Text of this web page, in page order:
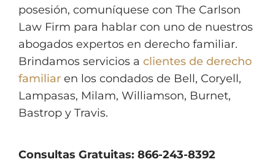
posesión, comuníquese con The Carlson
Law Firm para hablar con uno de nuestros
abogados expertos en derecho familiar.
Brindamos servicios a clientes de derecho
familiar en los condados de Bell, Coryell,
Lampasas, Milam, Williamson, Burnet,
Bastrop y Travis.
Consultas Gratuitas: 866-243-8392